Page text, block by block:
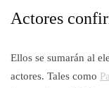
Actores
Ellos se sumarán al
actores. Tales como